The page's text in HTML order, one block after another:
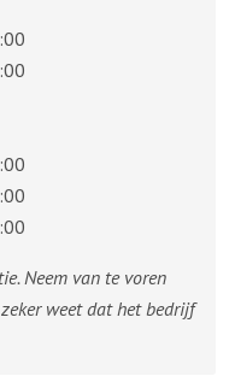
Neem van te voren
weet dat het bedrijf